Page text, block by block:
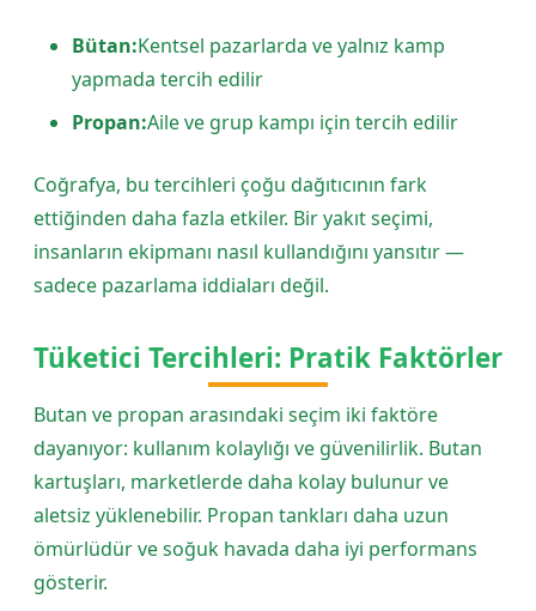
Bütan:Kentsel pazarlarda ve yalnız kamp
yapmada tercih edilir
Propan:Aile ve grup kampı için tercih edilir
Coğrafya, bu tercihleri çoğu dağıtıcının fark
ettiğinden daha fazla etkiler. Bir yakıt seçimi,
insanların ekipmanı nasıl kullandığını yansıtır —
sadece pazarlama iddiaları değil.
Tüketici Tercihleri: Pratik Faktörler
Butan ve propan arasındaki seçim iki faktöre
dayanıyor: kullanım kolaylığı ve güvenilirlik. Butan
kartuşları, marketlerde daha kolay bulunur ve
aletsiz yüklenebilir. Propan tankları daha uzun
ömürlüdür ve soğuk havada daha iyi performans
gösterir.